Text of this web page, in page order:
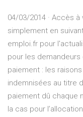
04/03/2014 · Accès
simplement en
emploi.fr pour
pour les
paiement : les
indemnisées au titre
paiement dû chaque
la cas pour